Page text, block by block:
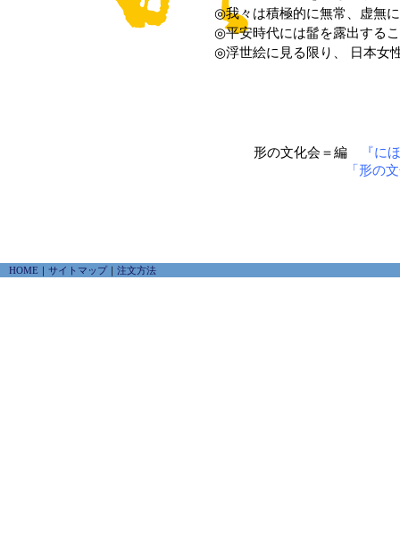
◎我々は積極的に無常、虚無
◎平安時代には髷を露出する
◎浮世絵に見る限り、 日本女
形の文化会＝編
『に
「形の
HOME ｜ サイトマップ｜ 注文方法